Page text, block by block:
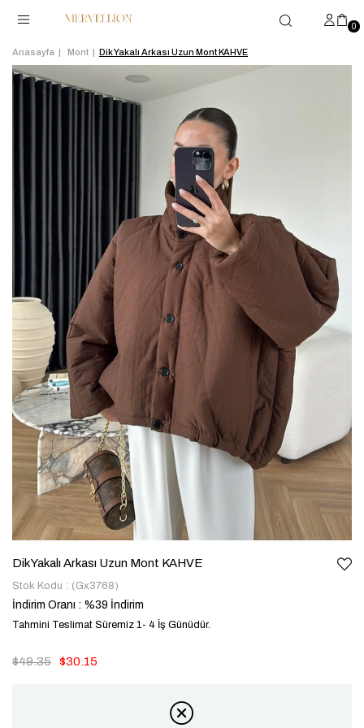
0
Anasayfa Mont Dik Yakalı Arkası Uzun Mont KAHVE
Dik Yakalı Arkası Uzun Mont KAHVE
Stok Kodu (Gx3768)
İndirim Oranı : %39 İndirim
Tahmini Teslimat Süremiz 1- 4 İş Günüdür.
$49.35 $30.15